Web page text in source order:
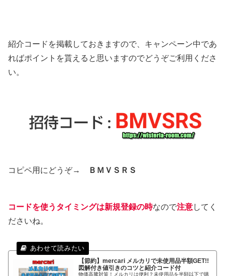
紹介コードを掲載しておきますので、キャンペーン中であ
ればポイントを貰えると思いますのでどうぞご利用くださ
い。
コピペ用にどうぞ→ ＢＭＶＳＲＳ
コードを使うタイミングは新規登録の時なので注意してく
ださいね。
【節約】mercari メルカリで未使用品半額GET!!
図解付き値引きのコツと紹介コード付
物価高騰対策！メルカリは便利？未使用品を半額以下で購